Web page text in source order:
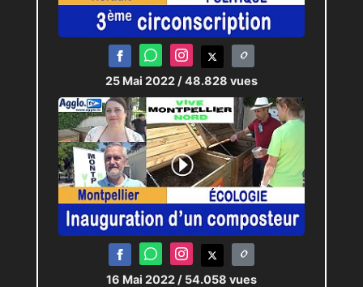
25 Mai 2022 / 48.828 vues
16 Mai 2022 / 54.058 vues